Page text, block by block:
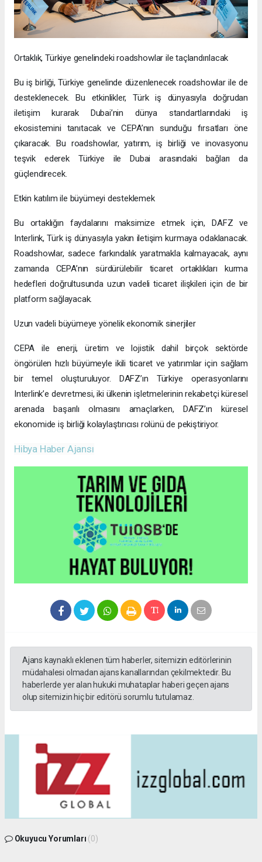
Ortaklık, Türkiye genelindeki roadshowlar ile taçlandırılacak
Bu iş birliği, Türkiye genelinde düzenlenecek roadshowlar ile de
desteklenecek. Bu etkinlikler, Türk iş dünyasıyla doğrudan
iletişim kurarak Dubai’nin dünya standartlarındaki iş
ekosistemini tanıtacak ve CEPA’nın sunduğu fırsatları öne
çıkaracak. Bu roadshowlar, yatırım, iş birliği ve inovasyonu
teşvik ederek Türkiye ile Dubai arasındaki bağları da
güçlendirecek.
Etkin katılım ile büyümeyi desteklemek
Bu ortaklığın faydalarını maksimize etmek için, DAFZ ve
Interlink, Türk iş dünyasıyla yakın iletişim kurmaya odaklanacak.
Roadshowlar, sadece farkındalık yaratmakla kalmayacak, aynı
zamanda CEPA’nın sürdürülebilir ticaret ortaklıkları kurma
hedefleri doğrultusunda uzun vadeli ticaret ilişkileri için de bir
platform sağlayacak.
Uzun vadeli büyümeye yönelik ekonomik sinerjiler
CEPA ile enerji, üretim ve lojistik dahil birçok sektörde
öngörülen hızlı büyümeyle ikili ticaret ve yatırımlar için sağlam
bir temel oluşturuluyor. DAFZ’ın Türkiye operasyonlarını
Interlink’e devretmesi, iki ülkenin işletmelerinin rekabetçi küresel
arenada başarılı olmasını amaçlarken, DAFZ’ın küresel
ekonomide iş birliği kolaylaştırıcısı rolünü de pekiştiriyor.
Hibya Haber Ajansı
Ajans kaynaklı eklenen tüm haberler, sitemizin editörlerinin
müdahalesi olmadan ajans kanallarından çekilmektedir. Bu
haberlerde yer alan hukuki muhataplar haberi geçen ajans
olup sitemizin hiç bir editörü sorumlu tutulamaz.
Okuyucu Yorumları (0)